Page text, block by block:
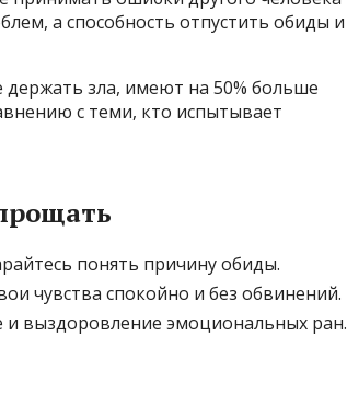
а способность отпустить обиды и
зла, имеют на 50% больше
с теми, кто испытывает
понять причину обиды.
чувства спокойно и без обвинений.
и выздоровление эмоциональных ран.